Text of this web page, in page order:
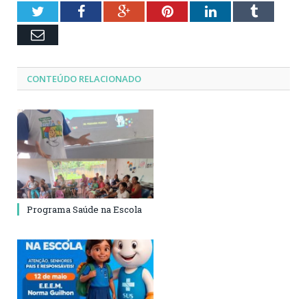
TwitterFacebookGoogle+PinterestLinkedInTumblr
Email
CONTEÚDO RELACIONADO
Programa Saúde na Escola